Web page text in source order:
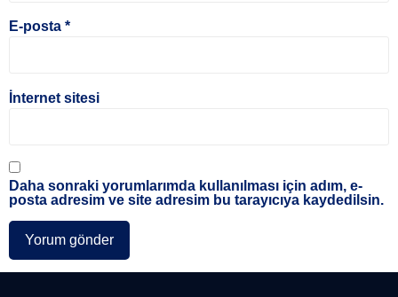
E-posta *
İnternet sitesi
Daha sonraki yorumlarımda kullanılması için adım, e-
posta adresim ve site adresim bu tarayıcıya kaydedilsin.